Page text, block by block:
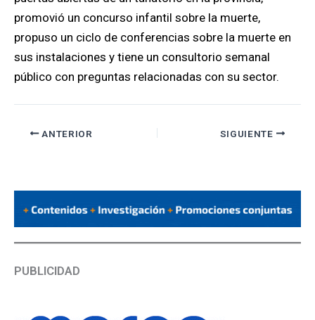
promovió un concurso infantil sobre la muerte,
propuso un ciclo de conferencias sobre la muerte en
sus instalaciones y tiene un consultorio semanal
público con preguntas relacionadas con su sector.
ANTERIOR SIGUIENTE
PUBLICIDAD